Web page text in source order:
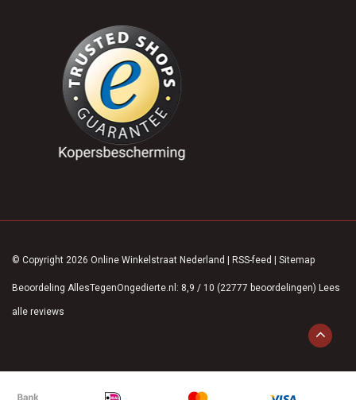
© Copyright 2026 Online Winkelstraat Nederland | RSS-feed | Sitemap
Beoordeling AllesTegenOngedierte.nl : 8,9 / 10 (22777 beoordelingen) Lees
alle reviews